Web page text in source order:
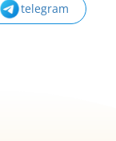
telegram